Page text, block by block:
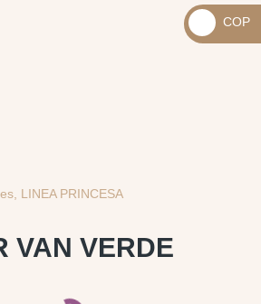
, LINEA PRINCESA
VAN VERDE
_
USD
_
COP